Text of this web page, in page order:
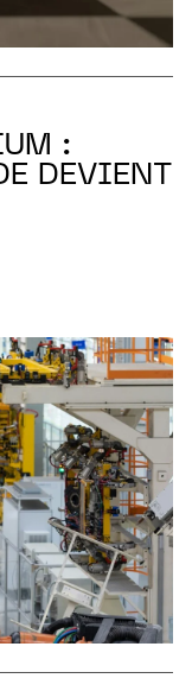
:
DEVIENT